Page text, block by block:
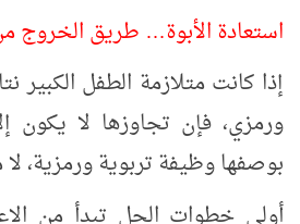
استعادة الأبوة… طريق الخروج
إذا كانت متلازمة الطفل
ورمزي، فإن تجاوزها لا يكون
بوصفها وظيفة تربوية ورمزية،